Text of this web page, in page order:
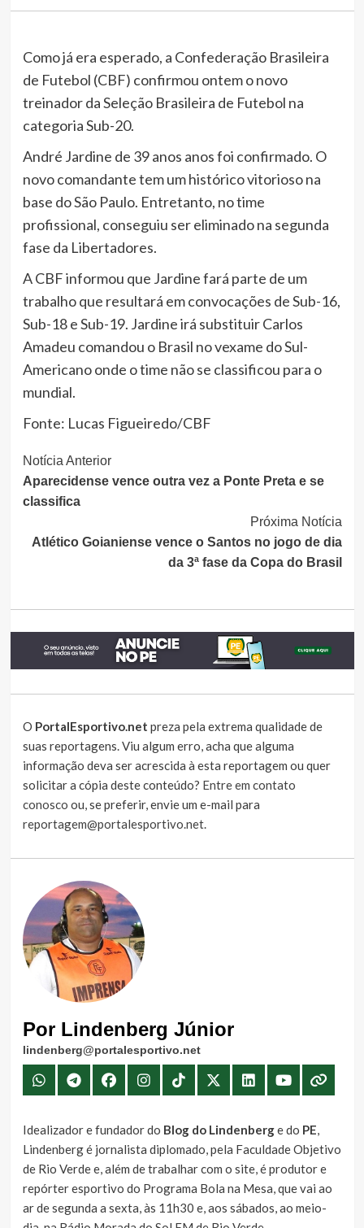
Como já era esperado, a Confederação Brasileira
de Futebol (CBF) confirmou ontem o novo
treinador da Seleção Brasileira de Futebol na
categoria Sub-20.
André Jardine de 39 anos anos foi confirmado. O
novo comandante tem um histórico vitorioso na
base do São Paulo. Entretanto, no time
profissional, conseguiu ser eliminado na segunda
fase da Libertadores.
A CBF informou que Jardine fará parte de um
trabalho que resultará em convocações de Sub-16,
Sub-18 e Sub-19. Jardine irá substituir Carlos
Amadeu comandou o Brasil no vexame do Sul-
Americano onde o time não se classificou para o
mundial.
Fonte: Lucas Figueiredo/CBF
Continue
Lendo
Notícia Anterior
Aparecidense vence outra vez a Ponte Preta e se
classifica
Próxima Notícia
Atlético Goianiense vence o Santos no jogo de dia
da 3ª fase da Copa do Brasil
O PortalEsportivo.net preza pela extrema qualidade de
suas reportagens. Viu algum erro, acha que alguma
informação deva ser acrescida à esta reportagem ou quer
solicitar a cópia deste conteúdo? Entre em contato
conosco ou, se preferir, envie um e-mail para
reportagem@portalesportivo.net.
Por Lindenberg Júnior
lindenberg@portalesportivo.net
Idealizador e fundador do Blog do Lindenberge do PE,
Lindenberg é jornalista diplomado, pela Faculdade Objetivo
de Rio Verde e, além de trabalhar com o site, é produtor e
repórter esportivo do Programa Bola na Mesa, que vai ao
ar de segunda a sexta, às 11h30 e, aos sábados, ao meio-